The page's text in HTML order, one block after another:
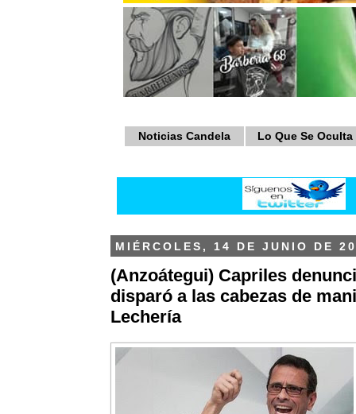
Noticias Candela Lo Que Se Oculta
MIÉRCOLES, 14 DE JUNIO DE
(Anzoátegui) Capriles
disparó a las cabezas de
Lechería